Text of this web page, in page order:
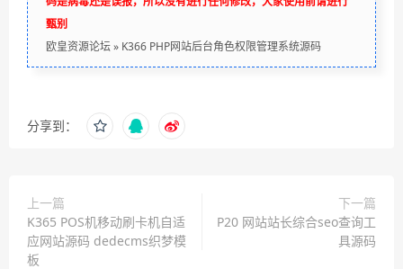
甄别
欧皇资源论坛» K366 PHP网站后台角色权限管理系统源码
分享到：
上一篇
K365 POS机移动刷卡机自适
应网站源码 dedecms织梦模
板
下一篇
P20 网站站长综合seo查询工
具源码